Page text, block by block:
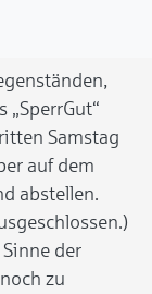
„SperrGut“
Samstag
auf dem
abstellen.
Sinne der
zu